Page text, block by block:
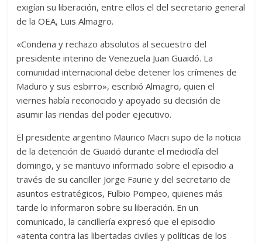
exigían su liberación, entre ellos el del secretario general
de la OEA, Luis Almagro.
«Condena y rechazo absolutos al secuestro del
presidente interino de Venezuela Juan Guaidó. La
comunidad internacional debe detener los crímenes de
Maduro y sus esbirro», escribió Almagro, quien el
viernes había reconocido y apoyado su decisión de
asumir las riendas del poder ejecutivo.
El presidente argentino Maurico Macri supo de la noticia
de la detención de Guaidó durante el mediodía del
domingo, y se mantuvo informado sobre el episodio a
través de su canciller Jorge Faurie y del secretario de
asuntos estratégicos, Fulbio Pompeo, quienes más
tarde lo informaron sobre su liberación. En un
comunicado, la cancillería expresó que el episodio
«atenta contra las libertadas civiles y políticas de los